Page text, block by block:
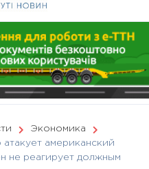
Экономика
американский
не реагирует должным